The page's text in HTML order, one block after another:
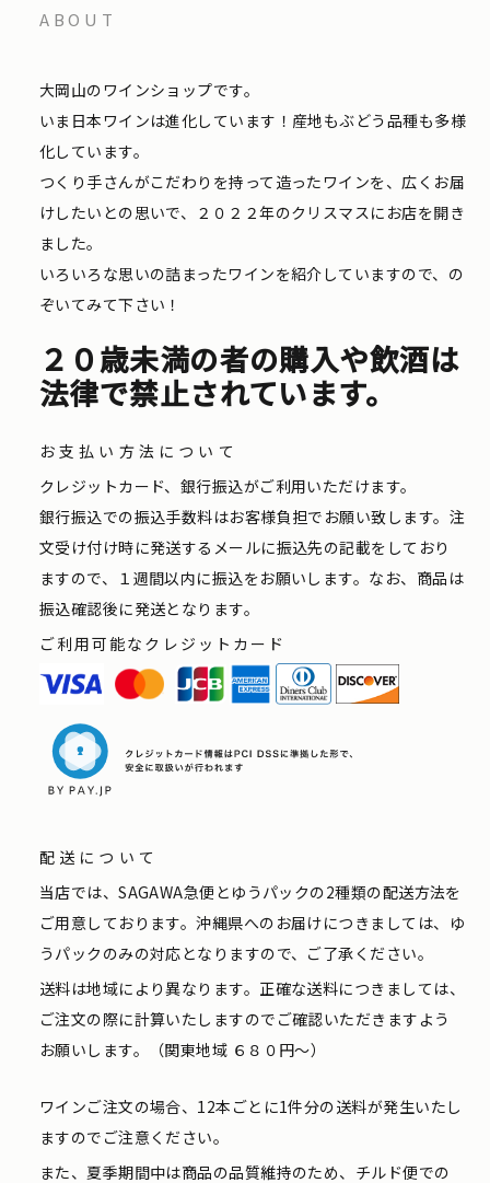
ABOUT
大岡山のワインショップです。
いま日本ワインは進化しています！産地もぶどう品種も多様
化しています。
つくり手さんがこだわりを持って造ったワインを、広くお届
けしたいとの思いで、２０２２年のクリスマスにお店を開き
ました。
いろいろな思いの詰まったワインを紹介していますので、の
ぞいてみて下さい！
２０歳未満の者の購入や飲酒は
法律で禁止されています。
お支払い方法について
クレジットカード、銀行振込がご利用いただけます。
銀行振込での振込手数料はお客様負担でお願い致します。注
文受け付け時に発送するメールに振込先の記載をしており
ますので、１週間以内に振込をお願いします。なお、商品は
振込確認後に発送となります。
ご利用可能なクレジットカード
配送について
当店では、SAGAWA急便とゆうパックの2種類の配送方法を
ご用意しております。沖縄県へのお届けにつきましては、ゆ
うパックのみの対応となりますので、ご了承ください。
送料は地域により異なります。正確な送料につきましては、
ご注文の際に計算いたしますのでご確認いただきますよう
お願いします。（関東地域 ６８０円〜）
ワインご注文の場合、12本ごとに1件分の送料が発生いたし
ますのでご注意ください。
また、夏季期間中は商品の品質維持のため、チルド便での